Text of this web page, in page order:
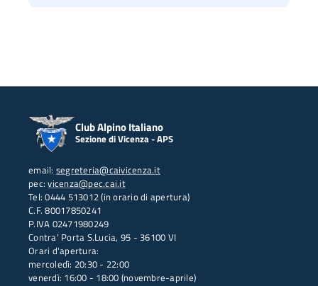
Club Alpino Italiano
Sezione di Vicenza - APS
email: segreteria@caivicenza.it
pec:vicenza@pec.cai.it
Tel: 0444 513012 (in orario di apertura)
C.F. 80017850241
P.IVA 02471980249
Contra' Porta S.Lucia, 95 - 36100 VI
Orari d'apertura:
mercoledì: 20:30 - 22:00
venerdì: 16:00 - 18:00 (novembre-aprile)